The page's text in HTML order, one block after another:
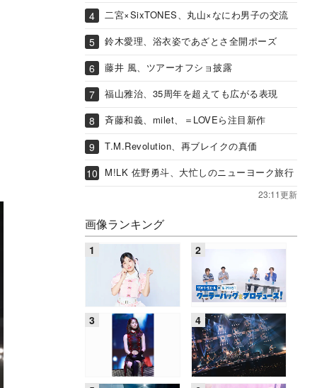
二宮×SixTONES、丸山×なにわ男子の交流
鈴木愛理、浴衣姿であざとさ全開ポーズ
藤井 風、ツアーオフショ披露
福山雅治、35周年を超えても広がる表現
斉藤和義、milet、＝LOVEら注目新作
T.M.Revolution、再ブレイクの真価
M!LK 佐野勇斗、大忙しのニューヨーク旅行
23:11更新
画像ランキング